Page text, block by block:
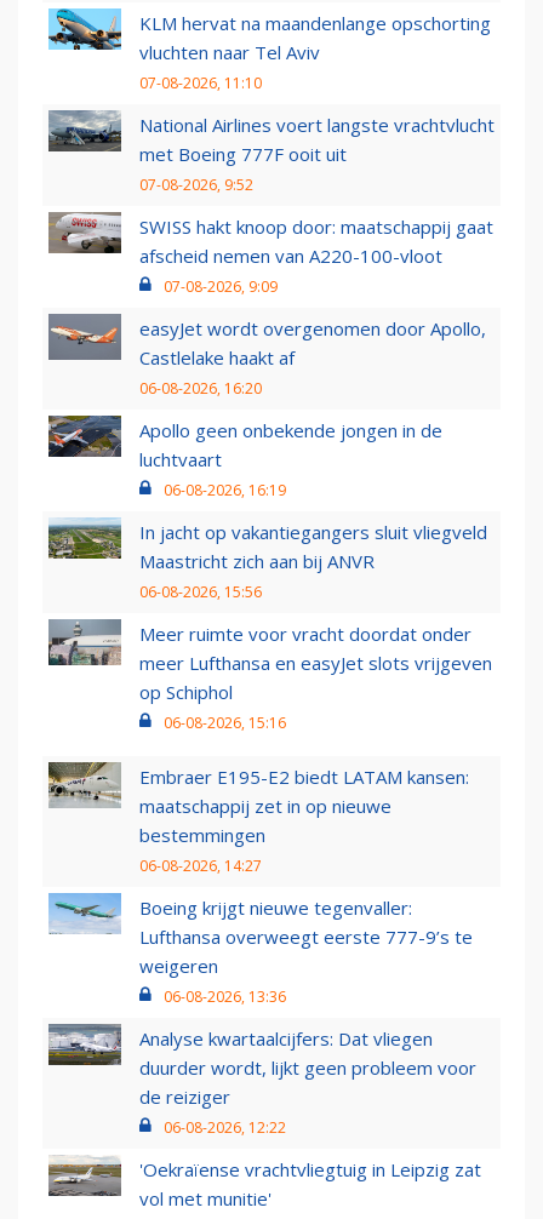
KLM hervat na maandenlange opschorting
vluchten naar Tel Aviv
07-08-2026, 11:10
National Airlines voert langste vrachtvlucht
met Boeing 777F ooit uit
07-08-2026, 9:52
SWISS hakt knoop door: maatschappij gaat
afscheid nemen van A220-100-vloot
07-08-2026, 9:09
easyJet wordt overgenomen door Apollo,
Castlelake haakt af
06-08-2026, 16:20
Apollo geen onbekende jongen in de
luchtvaart
06-08-2026, 16:19
In jacht op vakantiegangers sluit vliegveld
Maastricht zich aan bij ANVR
06-08-2026, 15:56
Meer ruimte voor vracht doordat onder
meer Lufthansa en easyJet slots vrijgeven
op Schiphol
06-08-2026, 15:16
Embraer E195-E2 biedt LATAM kansen:
maatschappij zet in op nieuwe
bestemmingen
06-08-2026, 14:27
Boeing krijgt nieuwe tegenvaller:
Lufthansa overweegt eerste 777-9’s te
weigeren
06-08-2026, 13:36
Analyse kwartaalcijfers: Dat vliegen
duurder wordt, lijkt geen probleem voor
de reiziger
06-08-2026, 12:22
'Oekraïense vrachtvliegtuig in Leipzig zat
vol met munitie'